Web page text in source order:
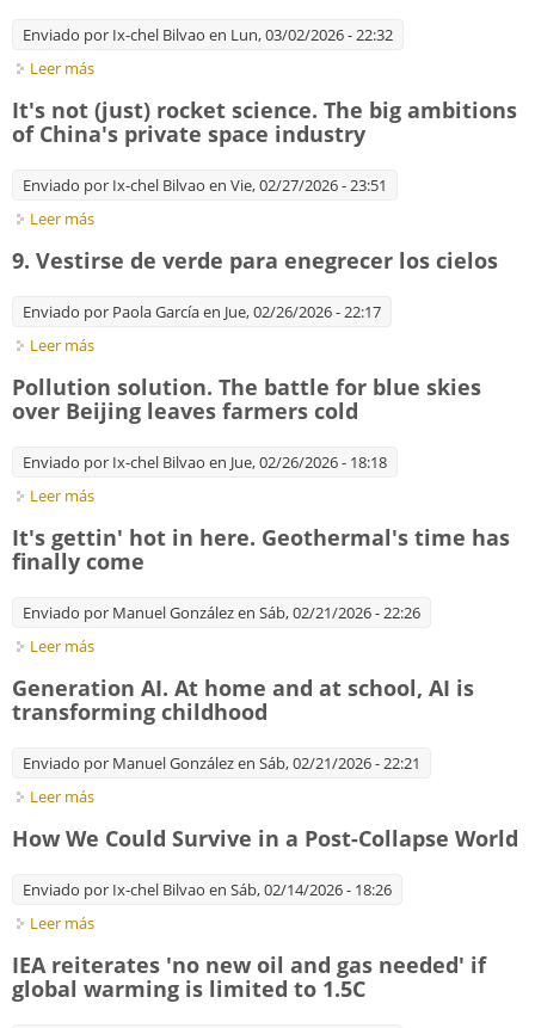
Enviado por Ix-chel Bilvao en Lun, 03/02/2026 - 22:32
Leer más
It's not (just) rocket science. The big ambitions
of China's private space industry
Enviado por Ix-chel Bilvao en Vie, 02/27/2026 - 23:51
Leer más
9. Vestirse de verde para enegrecer los cielos
Enviado por Paola Garcíaen Jue, 02/26/2026 - 22:17
Leer más
Pollution solution. The battle for blue skies
over Beijing leaves farmers cold
Enviado por Ix-chel Bilvao en Jue, 02/26/2026 - 18:18
Leer más
It's gettin' hot in here. Geothermal's time has
finally come
Enviado por Manuel Gonzálezen Sáb, 02/21/2026 - 22:26
Leer más
Generation AI. At home and at school, AI is
transforming childhood
Enviado por Manuel Gonzálezen Sáb, 02/21/2026 - 22:21
Leer más
How We Could Survive in a Post-Collapse World
Enviado por Ix-chel Bilvao en Sáb, 02/14/2026 - 18:26
Leer más
IEA reiterates 'no new oil and gas needed' if
global warming is limited to 1.5C